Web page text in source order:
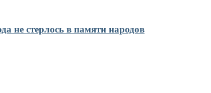
не стерлось в памяти народов